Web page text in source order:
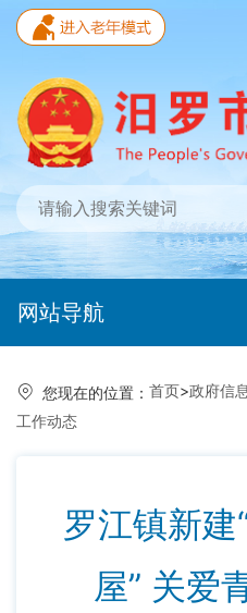
网站导航
您现在的位置： 首页>政府信
工作动态
罗江镇新
屋” 关爱